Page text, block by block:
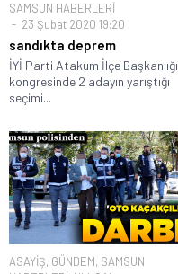
SAMSUN HABERLERİ
23 Şubat 2020 19:20
sandıkta deprem
İYİ Parti Atakum İlçe Başkanlığı
kongresinde 2 adayın yarıştığı
seçimi...
ASAYİŞ, GÜNDEM, SAMSUN